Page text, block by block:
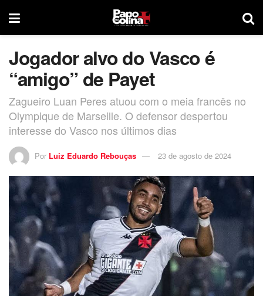
Jogador alvo do Vasco é
“amigo” de Payet
Zagueiro Luan Peres atuou com o meia francês no
Olympique de Marseille. O defensor despertou
interesse do Vasco nos últimos dias
Por Luiz Eduardo Rebouças 23 de agosto de 2024